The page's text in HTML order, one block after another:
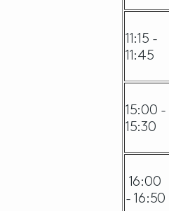
11:15 -
11:45
15:00 -
15:30
16:00
- 16:50